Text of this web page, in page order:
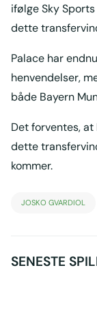
ifølge Sky
dette
Palace har
henvendelser,
både Bayern
Det forventes,
dette
kommer.
JOSKO GVARDIOL
SENESTE